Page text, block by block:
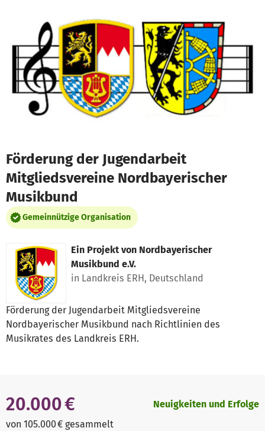
Förderung der Jugendarbeit
Mitgliedsvereine Nordbayerischer
Musikbund
Gemeinnützige Organisation
Ein Projekt von Nordbayerischer
Musikbund e.V.
in Landkreis ERH, Deutschland
Förderung der Jugendarbeit Mitgliedsvereine
Nordbayerischer Musikbund nach Richtlinien des
Musikrates des Landkreis ERH.
20.000 €
von 105.000 € gesammelt
Neuigkeiten und Erfolge